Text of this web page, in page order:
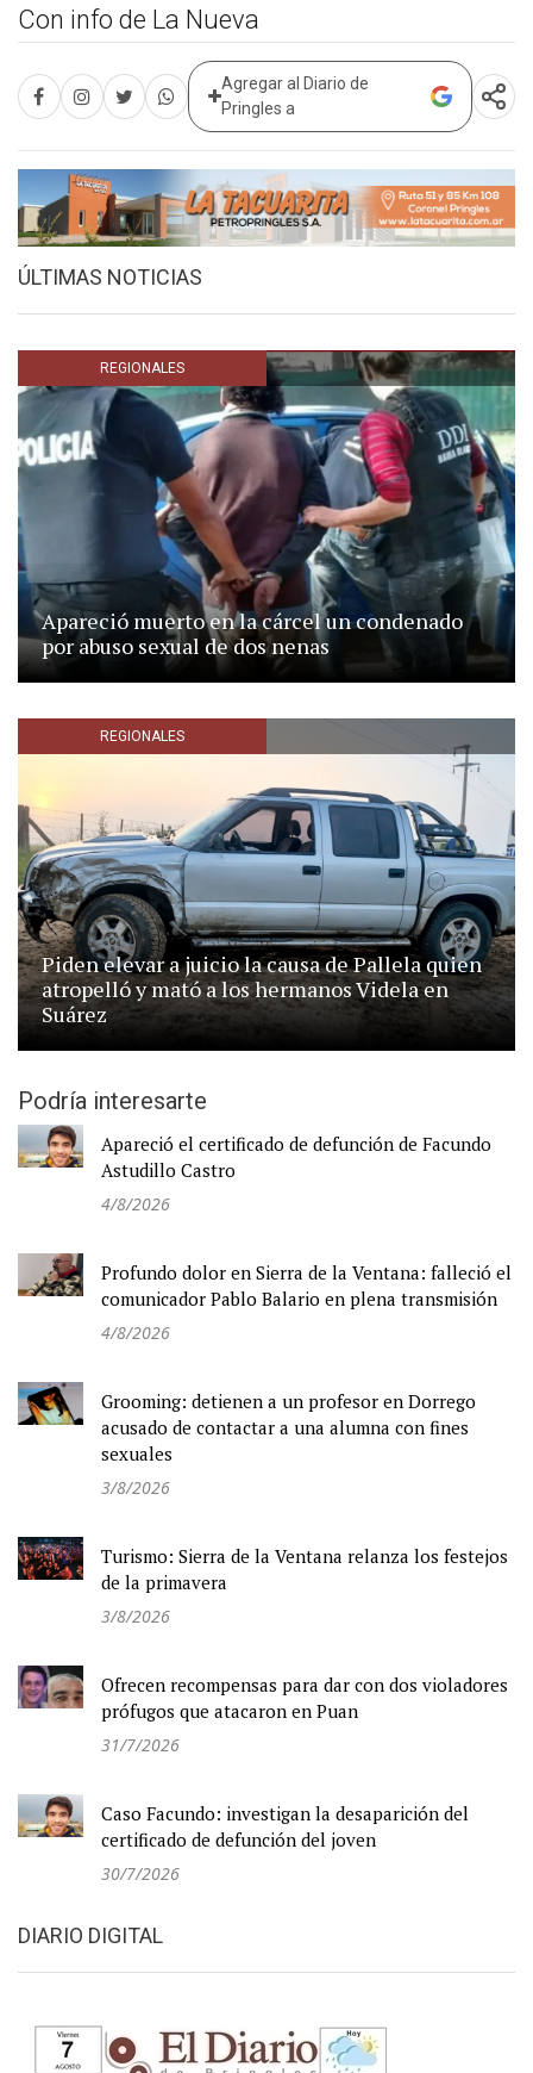
Con info de La Nueva
Agregar al Diario de
Pringles a
ÚLTIMAS NOTICIAS
REGIONALES
Apareció muerto en la cárcel un condenado
por abuso sexual de dos nenas
REGIONALES
Piden elevar a juicio la causa de Pallela quien
atropelló y mató a los hermanos Videla en
Suárez
Podría interesarte
Apareció el certificado de defunción de Facundo
Astudillo Castro
4/8/2026
Profundo dolor en Sierra de la Ventana: falleció el
comunicador Pablo Balario en plena transmisión
4/8/2026
Grooming: detienen a un profesor en Dorrego
acusado de contactar a una alumna con fines
sexuales
3/8/2026
Turismo: Sierra de la Ventana relanza los festejos
de la primavera
3/8/2026
Ofrecen recompensas para dar con dos violadores
prófugos que atacaron en Puan
31/7/2026
Caso Facundo: investigan la desaparición del
certificado de defunción del joven
30/7/2026
DIARIO DIGITAL